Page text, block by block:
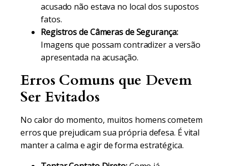
acusado não estava no local dos supostos
fatos.
Registros de Câmeras de Segurança:
Imagens que possam contradizer a versão
apresentada na acusação.
Erros Comuns que Devem
Ser Evitados
No calor do momento, muitos homens cometem
erros que prejudicam sua própria defesa. É vital
manter a calma e agir de forma estratégica.